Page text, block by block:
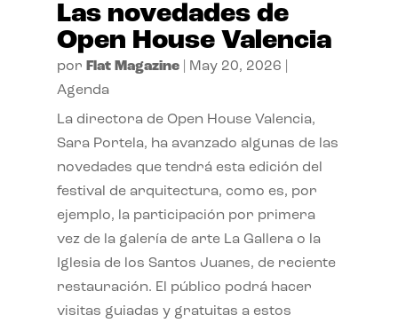
Las novedades de
Open House Valencia
por Flat Magazine| May 20, 2026
Agenda
La directora de Open House Valencia,
Sara Portela, ha avanzado algunas de las
novedades que tendrá esta edición del
festival de arquitectura, como es, por
ejemplo, la participación por primera
vez de la galería de arte La Gallera o la
Iglesia de los Santos Juanes, de reciente
restauración. El público podrá hacer
visitas guiadas y gratuitas a estos